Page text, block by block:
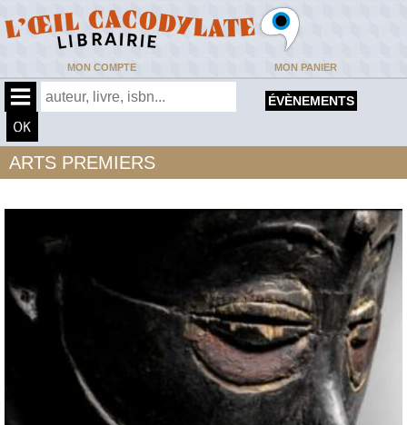
MON COMPTE MON PANIER
ÉVÈNEMENTS
ARTS PREMIERS